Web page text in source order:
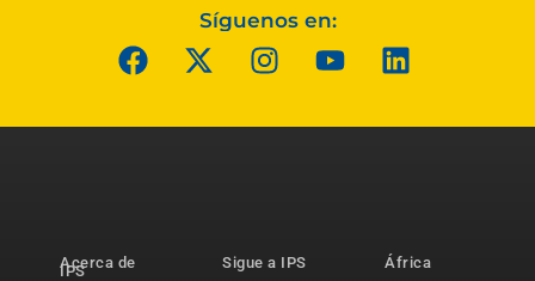
Síguenos en:
Acerca de
IPS
Sigue a IPS
África